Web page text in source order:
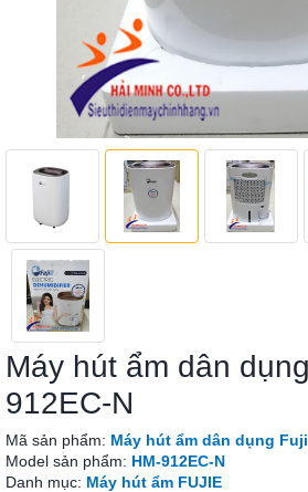
Máy hút ẩm dân
912EC-N
Mã sản phẩm: Máy hút ẩm dân dụng
Model sản phẩm: HM-912EC-N
Danh mục: Máy hút ẩm FUJIE